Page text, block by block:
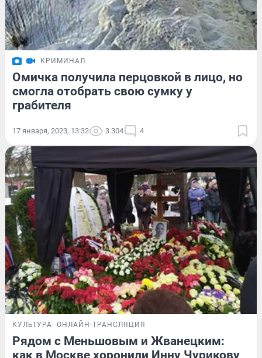
КРИМИНАЛ
Омичка получила перцовкой в лицо, но
смогла отобрать свою сумку у
грабителя
17 января, 2023, 13:32 3 304 4
КУЛЬТУРА ОНЛАЙН-ТРАНСЛЯЦИЯ
Рядом с Меньшовым и Жванецким:
как в Москве хоронили Инну Чурикову